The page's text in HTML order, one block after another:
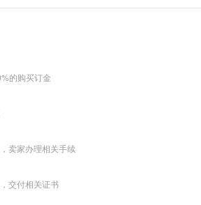
的购买订金
卖家办理相关手续
交付相关证书